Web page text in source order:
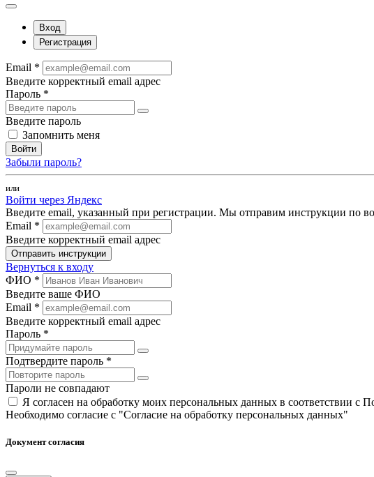
Вход
Регистрация
Email *
Введите корректный email адрес
Пароль *
Введите пароль
Запомнить меня
Войти
Забыли пароль?
или
Войти через Яндекс
Введите email, указанный при регистрации. Мы отправим инструкции по
Email *
Введите корректный email адрес
Отправить инструкции
Вернуться к входу
ФИО *
Введите ваше ФИО
Email *
Введите корректный email адрес
Пароль *
Подтвердите пароль *
Пароли не совпадают
Я согласен на обработку моих персональных данных в соответствии с
Необходимо согласие с "Согласие на обработку персональных данных"
Документ согласия